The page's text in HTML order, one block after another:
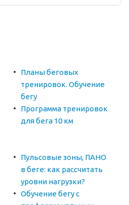
Планы беговых
тренировок. Обучение
бегу
Программа тренировок
для бега 10 км
Пульсовые зоны, ПАНО
в беге: как рассчитать
уровни нагрузки?
Обучение бегу с